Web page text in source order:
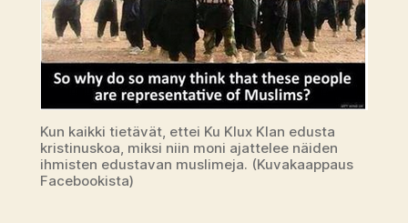
Kun kaikki tietävät, ettei Ku Klux Klan edusta
kristinuskoa, miksi niin moni ajattelee näiden
ihmisten edustavan muslimeja. (Kuvakaappaus
Facebookista)